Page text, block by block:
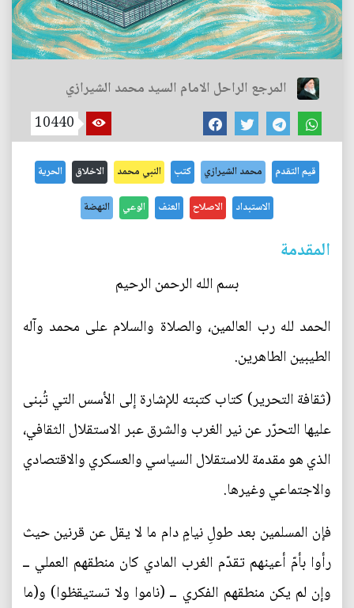
المرجع الراحل الامام السيد محمد الشيرازي
10440
قيم التقدم محمد الشيرازي كتب النبي محمد الاخلاق الحرية
الاستبداد الاصلاح العنف الوعي النهضة
المقدمة
بسم الله الرحمن الرحيم
الحمد لله رب العالمين، والصلاة والسلام على محمد وآله
الطيبين الطاهرين.
(ثقافة التحرير) كتاب كتبته للإشارة إلى الأسس التي تُبنى
عليها التحرّر عن نير الغرب والشرق عبر الاستقلال الثقافي،
الذي هو مقدمة للاستقلال السياسي والعسكري والاقتصادي
والاجتماعي وغيرها.
فإن المسلمين بعد طولِ نيامٍ دام ما لا يقل عن قرنين حيث
رأوا بأمّ أعينهم تقدّم الغرب المادي كان منطقهم العملي ــ
وإن لم يكن منطقهم الفكري ــ (ناموا ولا تستيقظوا) و(ما